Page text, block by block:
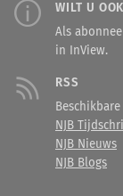
WILT U
Als
in InView.
RSS
Beschikbare
NJB
NJB Nieuws
NJB Blogs